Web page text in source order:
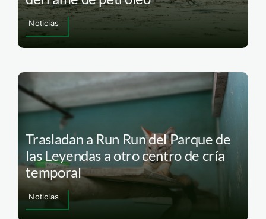
Noticias
Trasladan a Run Run del Parque de
las Leyendas a otro centro de cría
temporal
Noticias